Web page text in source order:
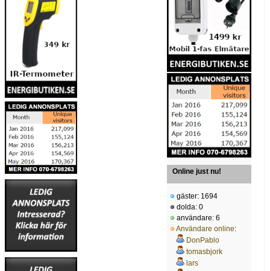
Online just nu!
gäster: 1694
dolda: 0
användare: 6
Användare online:
DonPablo
tomasbjork
lars